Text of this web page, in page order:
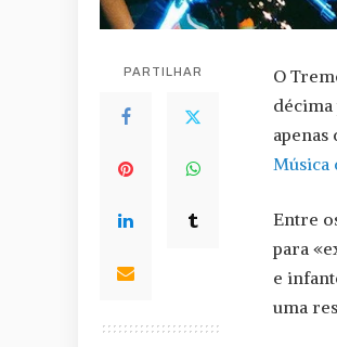
PARTILHAR
O
décima
apenas
Música
Entre
para
e
uma